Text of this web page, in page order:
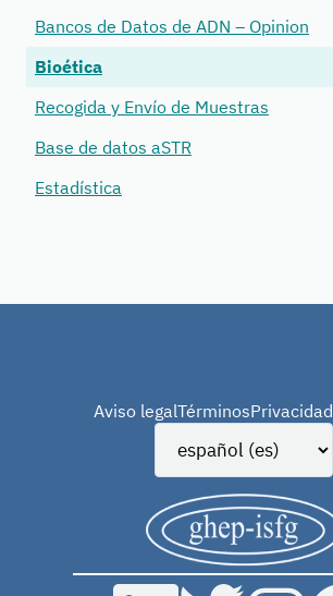
Bancos de Datos de ADN – Opinion
Bioética
Recogida y Envío de Muestras
Base de datos aSTR
Estadística
Aviso legalTérminosPrivacidad